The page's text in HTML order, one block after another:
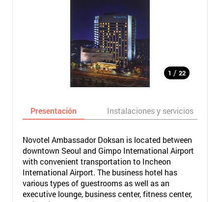
1 / 22
Presentación Instalaciones y servicios
Novotel Ambassador Doksan is located between
downtown Seoul and Gimpo International Airport
with convenient transportation to Incheon
International Airport. The business hotel has
various types of guestrooms as well as an
executive lounge, business center, fitness center,